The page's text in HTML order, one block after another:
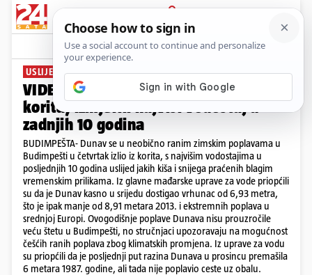
PRIJAVA
News Komentari
USLIJED JAKIH KIŠA
VIDEO Dunav se u Budimpešti izlio iz
korita, izmjerili najviši vodostaj u
zadnjih 10 godina
BUDIMPEŠTA- Dunav se u neobično ranim zimskim poplavama u
Budimpešti u četvrtak izlio iz korita, s najvišim vodostajima u
posljednjih 10 godina uslijed jakih kiša i snijega praćenih blagim
vremenskim prilikama. Iz glavne mađarske uprave za vode priopćili
su da je Dunav kasno u srijedu dostigao vrhunac od 6,93 metra,
što je ipak manje od 8,91 metara 2013. i ekstremnih poplava u
srednjoj Europi. Ovogodišnje poplave Dunava nisu prouzročile
veću štetu u Budimpešti, no stručnjaci upozoravaju na mogućnost
češćih ranih poplava zbog klimatskih promjena. Iz uprave za vodu
su priopćili da je posljednji put razina Dunava u prosincu premašila
6 metara 1987. godine, ali tada nije poplavio ceste uz obalu.